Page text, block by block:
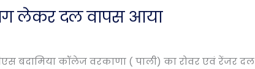
लेकर दल वापस आया
बदामिया कॉलेज वरकाणा ( पाली) का रोवर एवं रेंजर दल